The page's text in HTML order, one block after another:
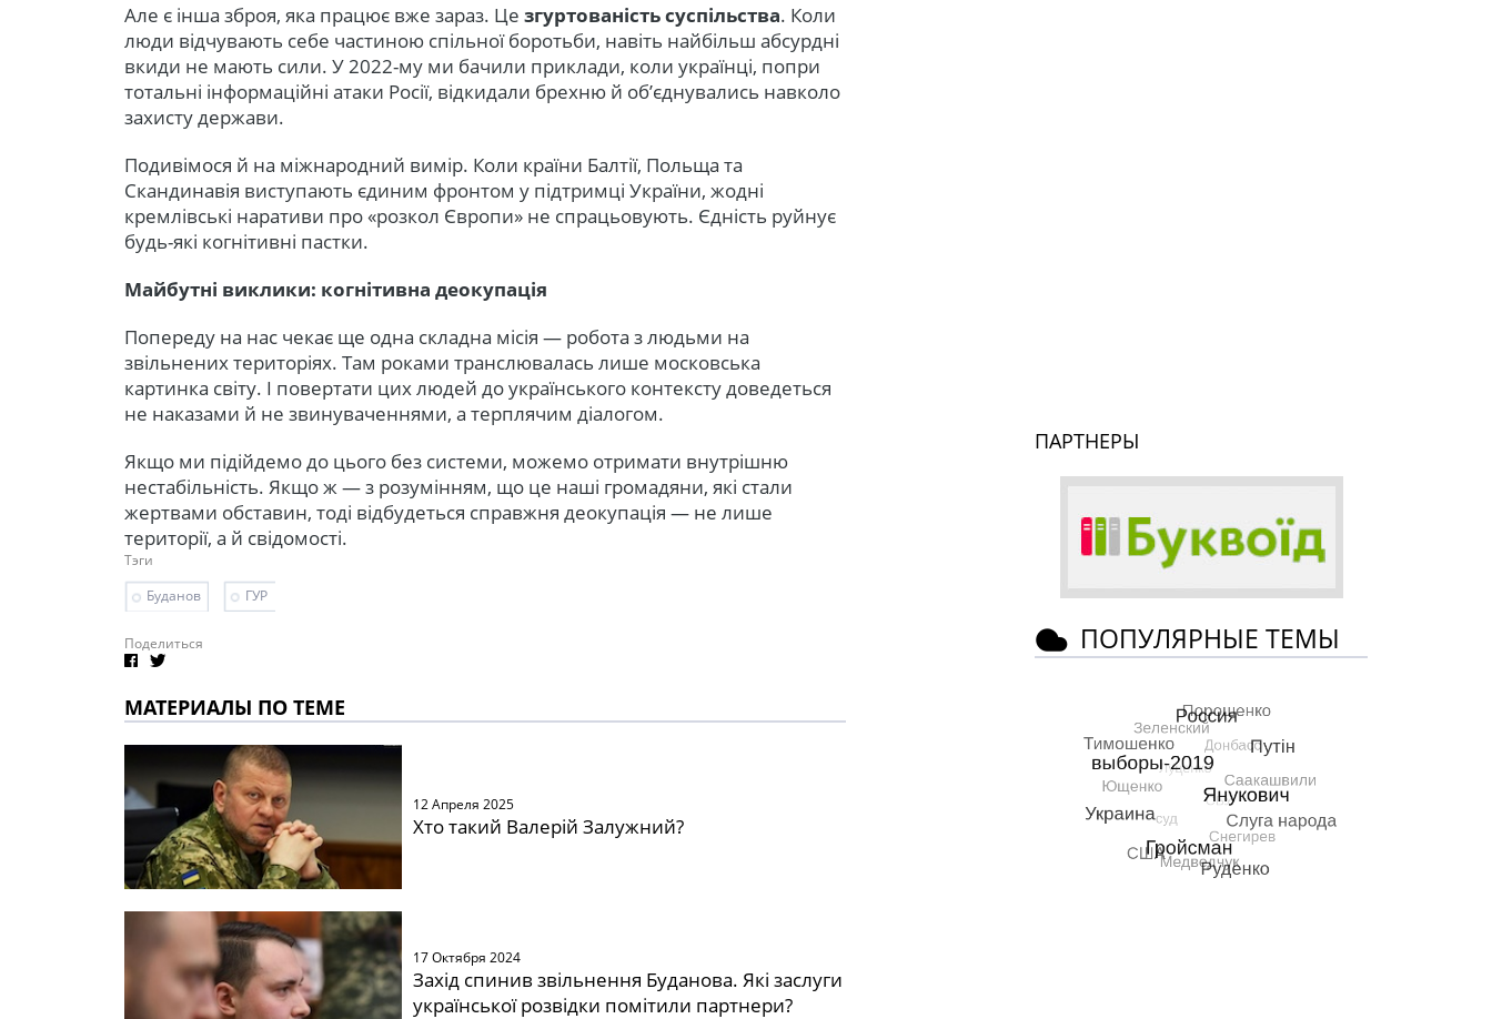
Але є інша зброя, яка працює вже зараз. Це згуртованість суспільства. Коли
люди відчувають себе частиною спільної боротьби, навіть найбільш абсурдні
вкиди не мають сили. У 2022-му ми бачили приклади, коли українці, попри
тотальні інформаційні атаки Росії, відкидали брехню й об’єднувались навколо
захисту держави.
Подивімося й на міжнародний вимір. Коли країни Балтії, Польща та
Скандинавія виступають єдиним фронтом у підтримці України, жодні
кремлівські наративи про «розкол Європи» не спрацьовують. Єдність руйнує
будь-які когнітивні пастки.
Майбутні виклики: когнітивна деокупація
Попереду на нас чекає ще одна складна місія — робота з людьми на
звільнених територіях. Там роками транслювалась лише московська
картинка світу. І повертати цих людей до українського контексту доведеться
не наказами й не звинуваченнями, а терплячим діалогом.
Якщо ми підійдемо до цього без системи, можемо отримати внутрішню
нестабільність. Якщо ж — з розумінням, що це наші громадяни, які стали
жертвами обставин, тоді відбудеться справжня деокупація — не лише
території, а й свідомості.
Тэги
Буданов
ГУР
Поделиться
МАТЕРИАЛЫ ПО ТЕМЕ
12 Апреля 2025
Хто такий Валерій Залужний?
17 Октября 2024
Захід спинив звільнення Буданова. Які заслуги
української розвідки помітили партнери?
ПАРТНЕРЫ
ПОПУЛЯРНЫЕ ТЕМЫ